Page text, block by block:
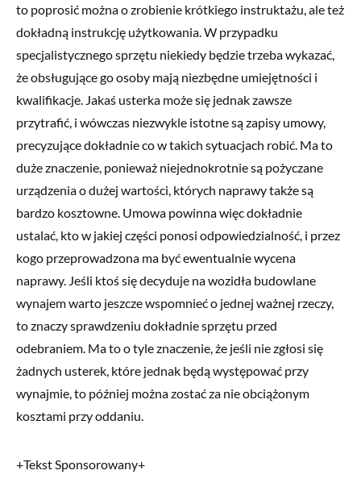
to poprosić można o zrobienie krótkiego instruktażu, ale też
dokładną instrukcję użytkowania. W przypadku
specjalistycznego sprzętu niekiedy będzie trzeba wykazać,
że obsługujące go osoby mają niezbędne umiejętności i
kwalifikacje. Jakaś usterka może się jednak zawsze
przytrafić, i wówczas niezwykle istotne są zapisy umowy,
precyzujące dokładnie co w takich sytuacjach robić. Ma to
duże znaczenie, ponieważ niejednokrotnie są pożyczane
urządzenia o dużej wartości, których naprawy także są
bardzo kosztowne. Umowa powinna więc dokładnie
ustalać, kto w jakiej części ponosi odpowiedzialność, i przez
kogo przeprowadzona ma być ewentualnie wycena
naprawy. Jeśli ktoś się decyduje na wozidła budowlane
wynajem warto jeszcze wspomnieć o jednej ważnej rzeczy,
to znaczy sprawdzeniu dokładnie sprzętu przed
odebraniem. Ma to o tyle znaczenie, że jeśli nie zgłosi się
żadnych usterek, które jednak będą występować przy
wynajmie, to później można zostać za nie obciążonym
kosztami przy oddaniu.
+Tekst Sponsorowany+